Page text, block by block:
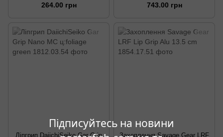
Підписуйтесь на новини
264.00 грн 743.00 грн
Ліпгрип DaiichiSeiko Gar Grip
Захоплення Savage Gear LRF